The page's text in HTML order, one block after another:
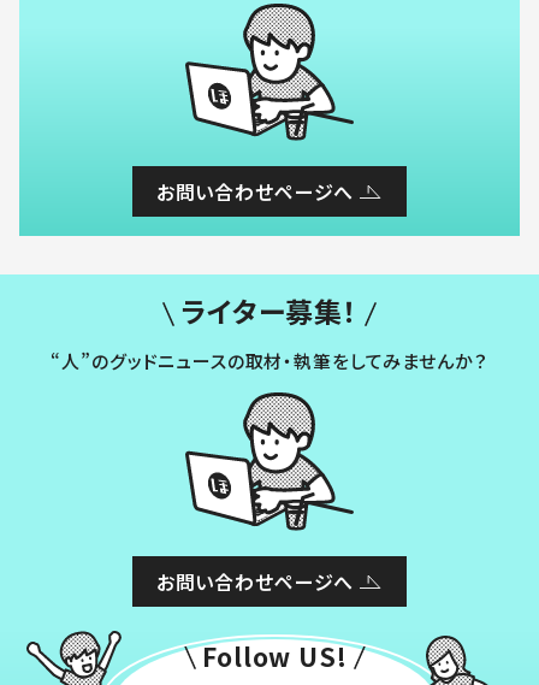
お問い合わせページへ
ライター募集！
“人”のグッドニュースの取材・執筆をしてみませんか？
お問い合わせページへ
Follow US!